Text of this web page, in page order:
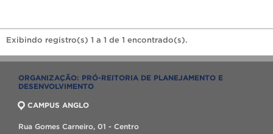
Exibindo registro(s) 1 a 1 de 1 encontrado(s).
ORGANIZAÇÃO: PRÓ-REITORIA DE PLANEJAMENTO E
DESENVOLVIMENTO
CAMPUS ANGLO
Rua Gomes Carneiro, 01 - Centro